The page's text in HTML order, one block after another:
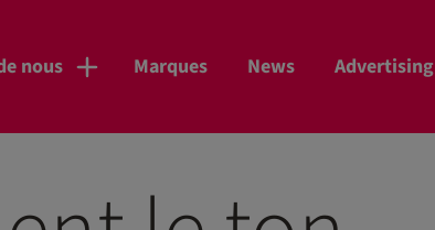
nous Marques News Advertising